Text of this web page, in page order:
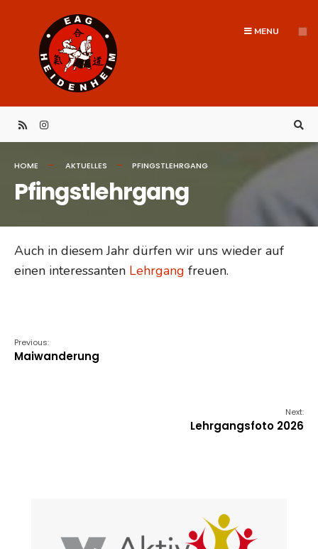
content
MENU
HOME AKTUELLES PFINGSTLEHRGANG
Pfingstlehrgang
Auch in diesem Jahr dürfen wir uns wieder auf
einen interessanten Lehrgang freuen.
Previous:
Maiwanderung
Next:
Lehrgangsfoto 2026
for: